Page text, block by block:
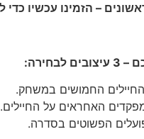
החמושים במשחק.
האחראים על החיילים.
הפשוטים בסדרה.